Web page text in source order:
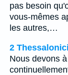
pas besoin
vous-mêmes
les autres,…
2
Nous devons